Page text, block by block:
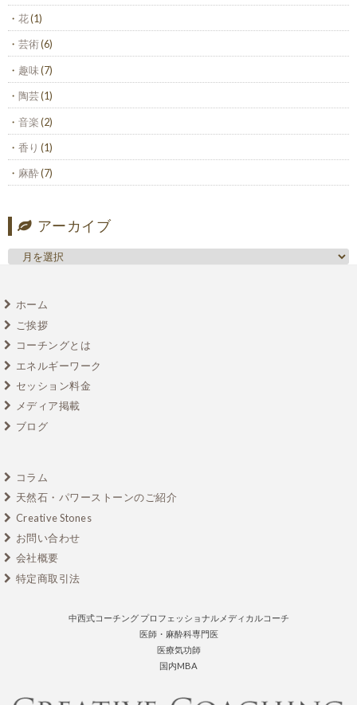
花(1)
芸術(6)
趣味(7)
陶芸(1)
音楽(2)
香り (1)
麻酔(7)
アーカイブ
ホーム
ご挨拶
コーチングとは
エネルギーワーク
セッション料金
メディア掲載
ブログ
コラム
天然石・パワーストーンのご紹介
Creative Stones
お問い合わせ
会社概要
特定商取引法
中西式コーチング プロフェッショナルメディカルコーチ
医師・麻酔科専門医
医療気功師
国内MBA